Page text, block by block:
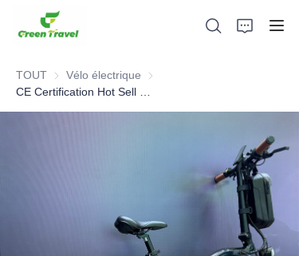
TOUT Vélo électrique Vélo électrique
À propos de nous